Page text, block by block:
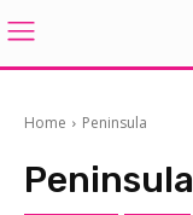
Home Peninsula
Peninsula